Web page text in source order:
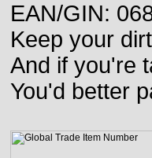
EAN/GIN:
Keep your
And if you're
You'd better